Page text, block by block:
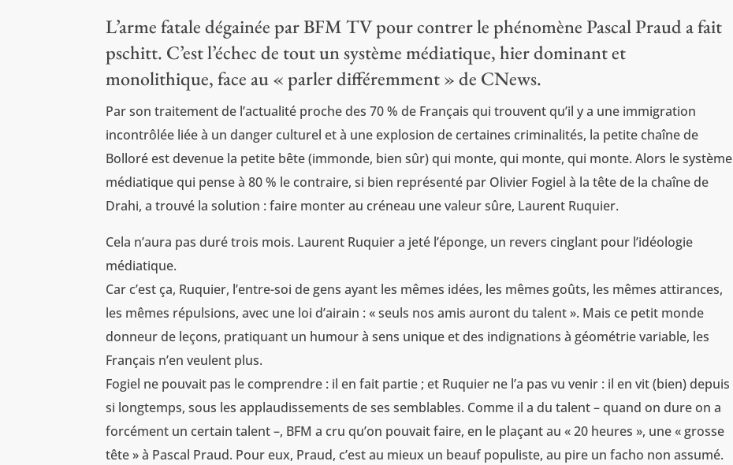
L’arme fatale dégainée par BFM TV pour contrer le phénomène Pascal Praud a fait
pschitt. C’est l’échec de tout un système médiatique, hier dominant et
monolithique, face au « parler différemment » de CNews.
Par son traitement de l’actualité proche des 70 % de Français qui trouvent qu’il y a une immigration
incontrôlée liée à un danger culturel et à une explosion de certaines criminalités, la petite chaîne de
Bolloré est devenue la petite bête (immonde, bien sûr) qui monte, qui monte, qui monte. Alors le système
médiatique qui pense à 80 % le contraire, si bien représenté par Olivier Fogiel à la tête de la chaîne de
Drahi, a trouvé la solution : faire monter au créneau une valeur sûre, Laurent Ruquier.
Cela n’aura pas duré trois mois. Laurent Ruquier a jeté l’éponge, un revers cinglant pour l’idéologie
médiatique.
Car c’est ça, Ruquier, l’entre-soi de gens ayant les mêmes idées, les mêmes goûts, les mêmes attirances,
les mêmes répulsions, avec une loi d’airain : « seuls nos amis auront du talent ». Mais ce petit monde
donneur de leçons, pratiquant un humour à sens unique et des indignations à géométrie variable, les
Français n’en veulent plus.
Fogiel ne pouvait pas le comprendre : il en fait partie ; et Ruquier ne l’a pas vu venir : il en vit (bien) depuis
si longtemps, sous les applaudissements de ses semblables. Comme il a du talent – quand on dure on a
forcément un certain talent –, BFM a cru qu’on pouvait faire, en le plaçant au « 20 heures », une « grosse
tête » à Pascal Praud. Pour eux, Praud, c’est au mieux un beauf populiste, au pire un facho non assumé.